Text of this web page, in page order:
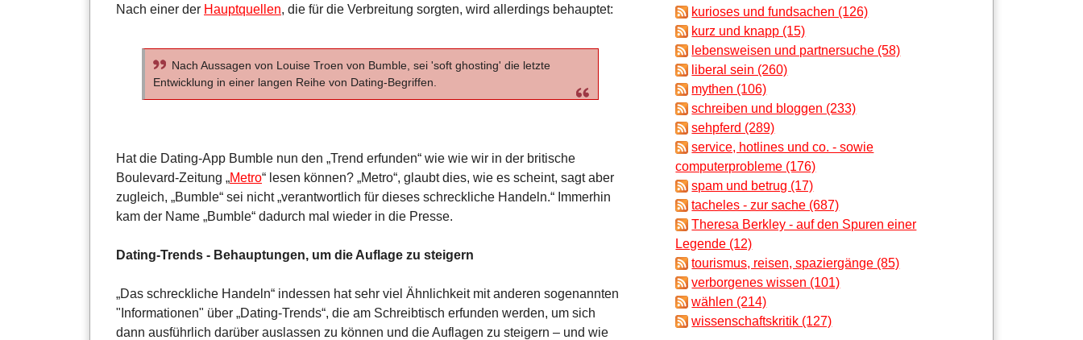
Nach einer der Hauptquellen, die für die Verbreitung sorgten, wird allerdings behauptet:
Nach Aussagen von Louise Troen von Bumble, sei 'soft ghosting' die letzte
Entwicklung in einer langen Reihe von Dating-Begriffen.
Hat die Dating-App Bumble nun den „Trend erfunden“ wie wie wir in der britische
Boulevard-Zeitung „Metro“ lesen können? „Metro“, glaubt dies, wie es scheint, sagt aber
zugleich, „Bumble“ sei nicht „verantwortlich für dieses schreckliche Handeln.“ Immerhin
kam der Name „Bumble“ dadurch mal wieder in die Presse.
Dating-Trends - Behauptungen, um die Auflage zu steigern
„Das schreckliche Handeln“ indessen hat sehr viel Ähnlichkeit mit anderen sogenannten
"Informationen" über „Dating-Trends“, die am Schreibtisch erfunden werden, um sich
dann ausführlich darüber auslassen zu können und die Auflagen zu steigern – und wie
kurioses und fundsachen (126)
kurz und knapp (15)
lebensweisen und partnersuche (58)
liberal sein (260)
mythen (106)
schreiben und bloggen (233)
sehpferd (289)
service, hotlines und co. - sowie
computerprobleme (176)
spam und betrug (17)
tacheles - zur sache (687)
Theresa Berkley - auf den Spuren einer
Legende (12)
tourismus, reisen, spaziergänge (85)
verborgenes wissen (101)
wählen (214)
wissenschaftskritik (127)